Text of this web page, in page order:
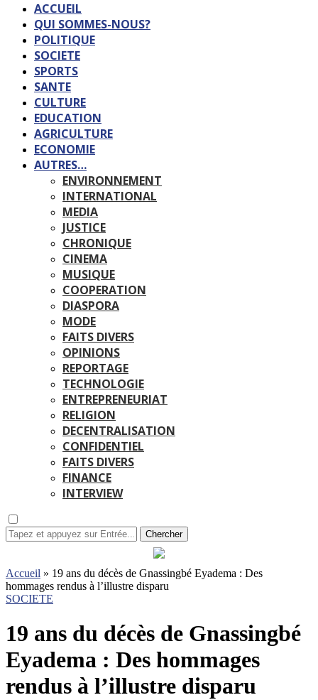
ACCUEIL
QUI SOMMES-NOUS?
POLITIQUE
SOCIETE
SPORTS
SANTE
CULTURE
EDUCATION
AGRICULTURE
ECONOMIE
AUTRES…
ENVIRONNEMENT
INTERNATIONAL
MEDIA
JUSTICE
CHRONIQUE
CINEMA
MUSIQUE
COOPERATION
DIASPORA
MODE
FAITS DIVERS
OPINIONS
REPORTAGE
TECHNOLOGIE
ENTREPRENEURIAT
RELIGION
DECENTRALISATION
CONFIDENTIEL
FAITS DIVERS
FINANCE
INTERVIEW
Chercher
Accueil » 19 ans du décès de Gnassingbé Eyadema : Des
hommages rendus à l’illustre disparu
SOCIETE
19 ans du décès de Gnassingbé
Eyadema : Des hommages
rendus à l’illustre disparu